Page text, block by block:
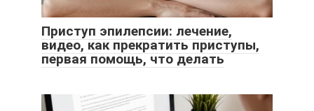
Приступ эпилепсии: лечение,
видео, как прекратить приступы,
первая помощь, что делать